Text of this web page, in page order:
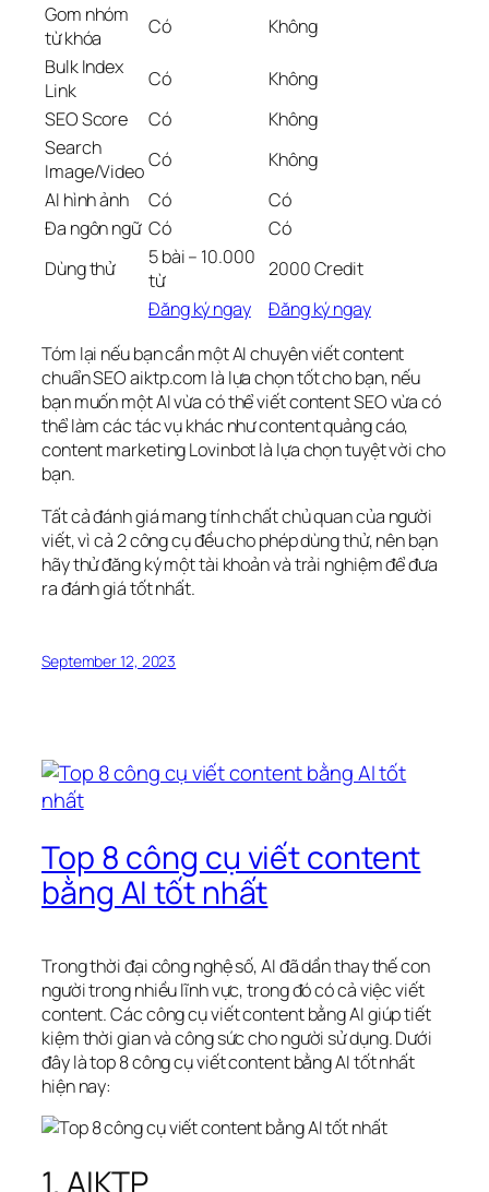
Gom nhóm
từ khóa
Có
Không
Bulk Index
Link
Có
Không
SEO Score
Có
Không
Search
Image/VideoCó
Không
AI hình ảnh
Có
Có
Đa ngôn ngữ Có
Có
Dùng thử
5 bài – 10.000
từ
2000 Credit
Đăng ký ngay
Đăng ký ngay
Tóm lại nếu bạn cần một AI chuyên viết content
chuẩn SEO aiktp.com là lựa chọn tốt cho bạn, nếu
bạn muốn một AI vừa có thể viết content SEO vừa có
thể làm các tác vụ khác như content quảng cáo,
content marketing Lovinbot là lựa chọn tuyệt vời cho
bạn.
Tất cả đánh giá mang tính chất chủ quan của người
viết, vì cả 2 công cụ đều cho phép dùng thử, nên bạn
hãy thử đăng ký một tài khoản và trải nghiệm để đưa
ra đánh giá tốt nhất.
September 12, 2023
Top 8 công cụ viết content
bằng AI tốt nhất
Trong thời đại công nghệ số, AI đã dần thay thế con
người trong nhiều lĩnh vực, trong đó có cả việc viết
content. Các công cụ viết content bằng AI giúp tiết
kiệm thời gian và công sức cho người sử dụng. Dưới
đây là top 8 công cụ viết content bằng AI tốt nhất
hiện nay:
1. AIKTP